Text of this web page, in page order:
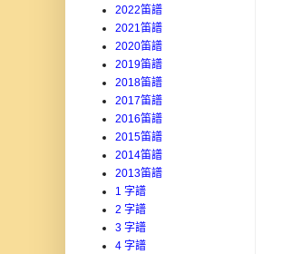
2022笛譜
2021笛譜
2020笛譜
2019笛譜
2018笛譜
2017笛譜
2016笛譜
2015笛譜
2014笛譜
2013笛譜
1 字譜
2 字譜
3 字譜
4 字譜